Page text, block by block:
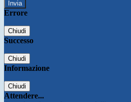
Errore
Chiudi
Successo
Chiudi
Informazione
Chiudi
Attendere...